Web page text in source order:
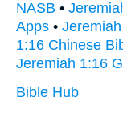
NASB •
Apps •
1:16 Chinese
Jeremiah 1:16
Bible Hub